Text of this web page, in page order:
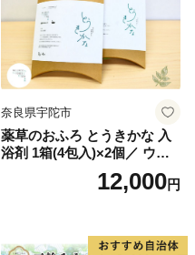
奈良県宇陀市
薬草のおふろ とうきかな 入
浴剤 1箱(4包入)×2個／ ウェ
ルネスフーズ UDA 大和当帰
薬草 ハーブ リラックス スト
12,000円